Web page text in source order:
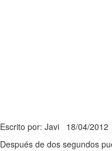
Escrito por: Javi 18/04/2012
Después de dos segundos